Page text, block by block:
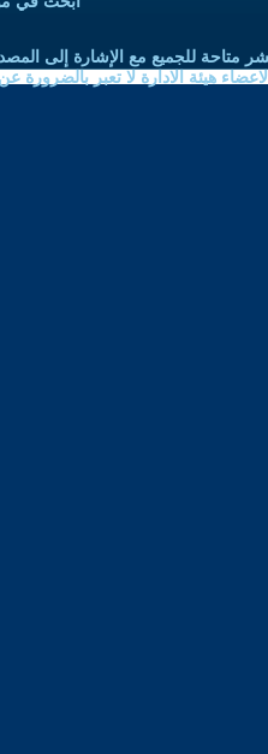
متاحة للجميع مع الإشارة إلى
هيئة الادارة لا تعبر بالضرورة